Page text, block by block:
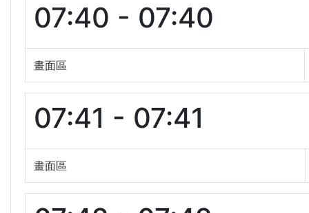
07:40 - 07:40
畫面區
07:41 - 07:41
畫面區